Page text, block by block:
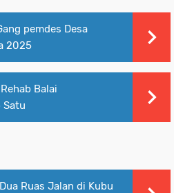
pemdes Desa
2025
Balai
Satu
Ruas Jalan di Kubu